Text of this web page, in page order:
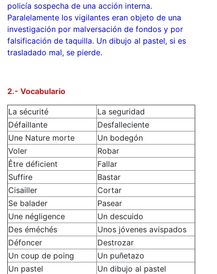
policía sospecha de una acción interna.
Paralelamente los vigilantes eran objeto de una
investigación por malversación de fondos y por
falsificación de taquilla. Un dibujo al pastel, si es
trasladado mal, se pierde.
2.- Vocabulario
La sécurité
La seguridad
Défaillante
Desfalleciente
Une Nature morte
Un bodegón
Voler
Robar
Être déficient
Fallar
Suffire
Bastar
Cisailler
Cortar
Se balader
Pasear
Une négligence
Un descuido
Des éméchés
Unos jóvenes avispados
Défoncer
Destrozar
Un coup de poing
Un puñetazo
Un pastel
Un dibujo al pastel